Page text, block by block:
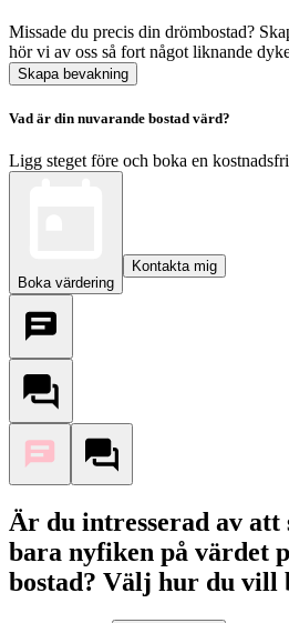
Missade du precis din drömbostad?
hör vi av oss så fort något liknande
Skapa bevakning
Vad är din nuvarande bostad värd?
Ligg steget före och boka en
Boka värdering
Kontakta mig
Är du intresserad av att
bara nyfiken på värdet
bostad? Välj hur du vill